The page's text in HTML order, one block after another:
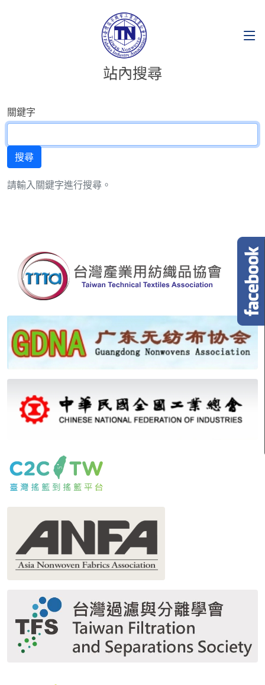
站內搜尋
關鍵字
請輸入關鍵字進行搜尋。